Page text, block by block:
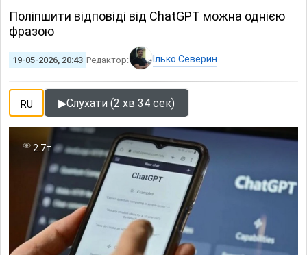
Поліпшити відповіді від ChatGPT можна однією
фразою
19-05-2026, 20:43 Редактор: Ілько Северин
RU ▶Слухати (2 хв 34 сек)
2.7т